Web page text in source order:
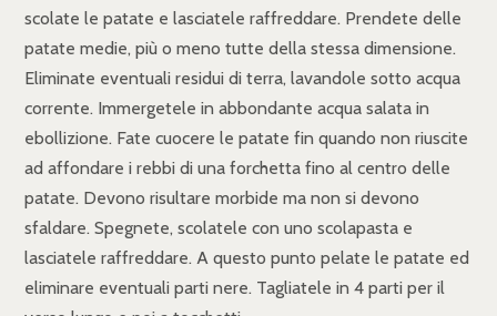
scolate le patate e lasciatele raffreddare. Prendete delle
patate medie, più o meno tutte della stessa dimensione.
Eliminate eventuali residui di terra, lavandole sotto acqua
corrente. Immergetele in abbondante acqua salata in
ebollizione. Fate cuocere le patate fin quando non riuscite
ad affondare i rebbi di una forchetta fino al centro delle
patate. Devono risultare morbide ma non si devono
sfaldare. Spegnete, scolatele con uno scolapasta e
lasciatele raffreddare. A questo punto pelate le patate ed
eliminare eventuali parti nere. Tagliatele in 4 parti per il